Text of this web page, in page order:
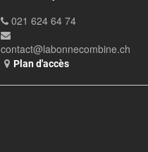
021 624 64 74
contact@labonnecombine.ch
Plan d'accès